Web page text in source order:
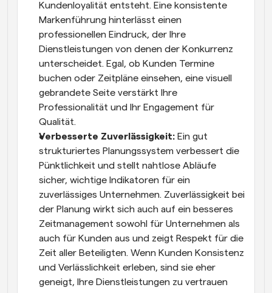
Kundenloyalität entsteht. Eine konsistente
Markenführung hinterlässt einen
professionellen Eindruck, der Ihre
Dienstleistungen von denen der Konkurrenz
unterscheidet. Egal, ob Kunden Termine
buchen oder Zeitpläne einsehen, eine visuell
gebrandete Seite verstärkt Ihre
Professionalität und Ihr Engagement für
Qualität.
Verbesserte Zuverlässigkeit: Ein gut
strukturiertes Planungssystem verbessert die
Pünktlichkeit und stellt nahtlose Abläufe
sicher, wichtige Indikatoren für ein
zuverlässiges Unternehmen. Zuverlässigkeit bei
der Planung wirkt sich auch auf ein besseres
Zeitmanagement sowohl für Unternehmen als
auch für Kunden aus und zeigt Respekt für die
Zeit aller Beteiligten. Wenn Kunden Konsistenz
und Verlässlichkeit erleben, sind sie eher
geneigt, Ihre Dienstleistungen zu vertrauen